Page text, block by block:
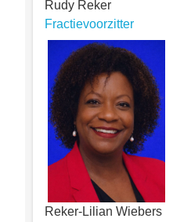
Rudy Reker
Fractievoorzitter
Reker-Lilian Wiebers